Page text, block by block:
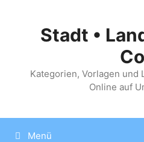
springenStadt •
Kategorien, Vorlagen und
Online auf
Menü